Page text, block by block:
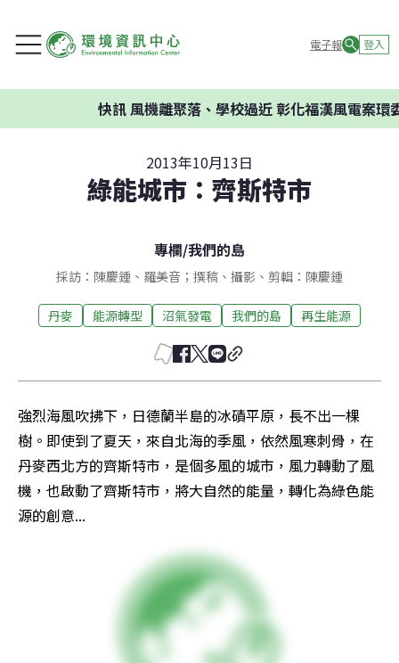
電子報 登入
風機離聚落、學校過近 彰化福漢風電案環委建
2013年10月13日
綠能城市：齊斯特市
專欄/我們的島
採訪：陳慶鍾、羅美音；撰稿、攝影、剪輯：陳慶鍾
丹麥 能源轉型 沼氣發電 我們的島 再生能源
強烈海風吹拂下，日德蘭半島的冰磧平原，長不出一棵
樹。即使到了夏天，來自北海的季風，依然風寒刺骨，在
丹麥西北方的齊斯特市，是個多風的城市，風力轉動了風
機，也啟動了齊斯特市，將大自然的能量，轉化為綠色能
源的創意...